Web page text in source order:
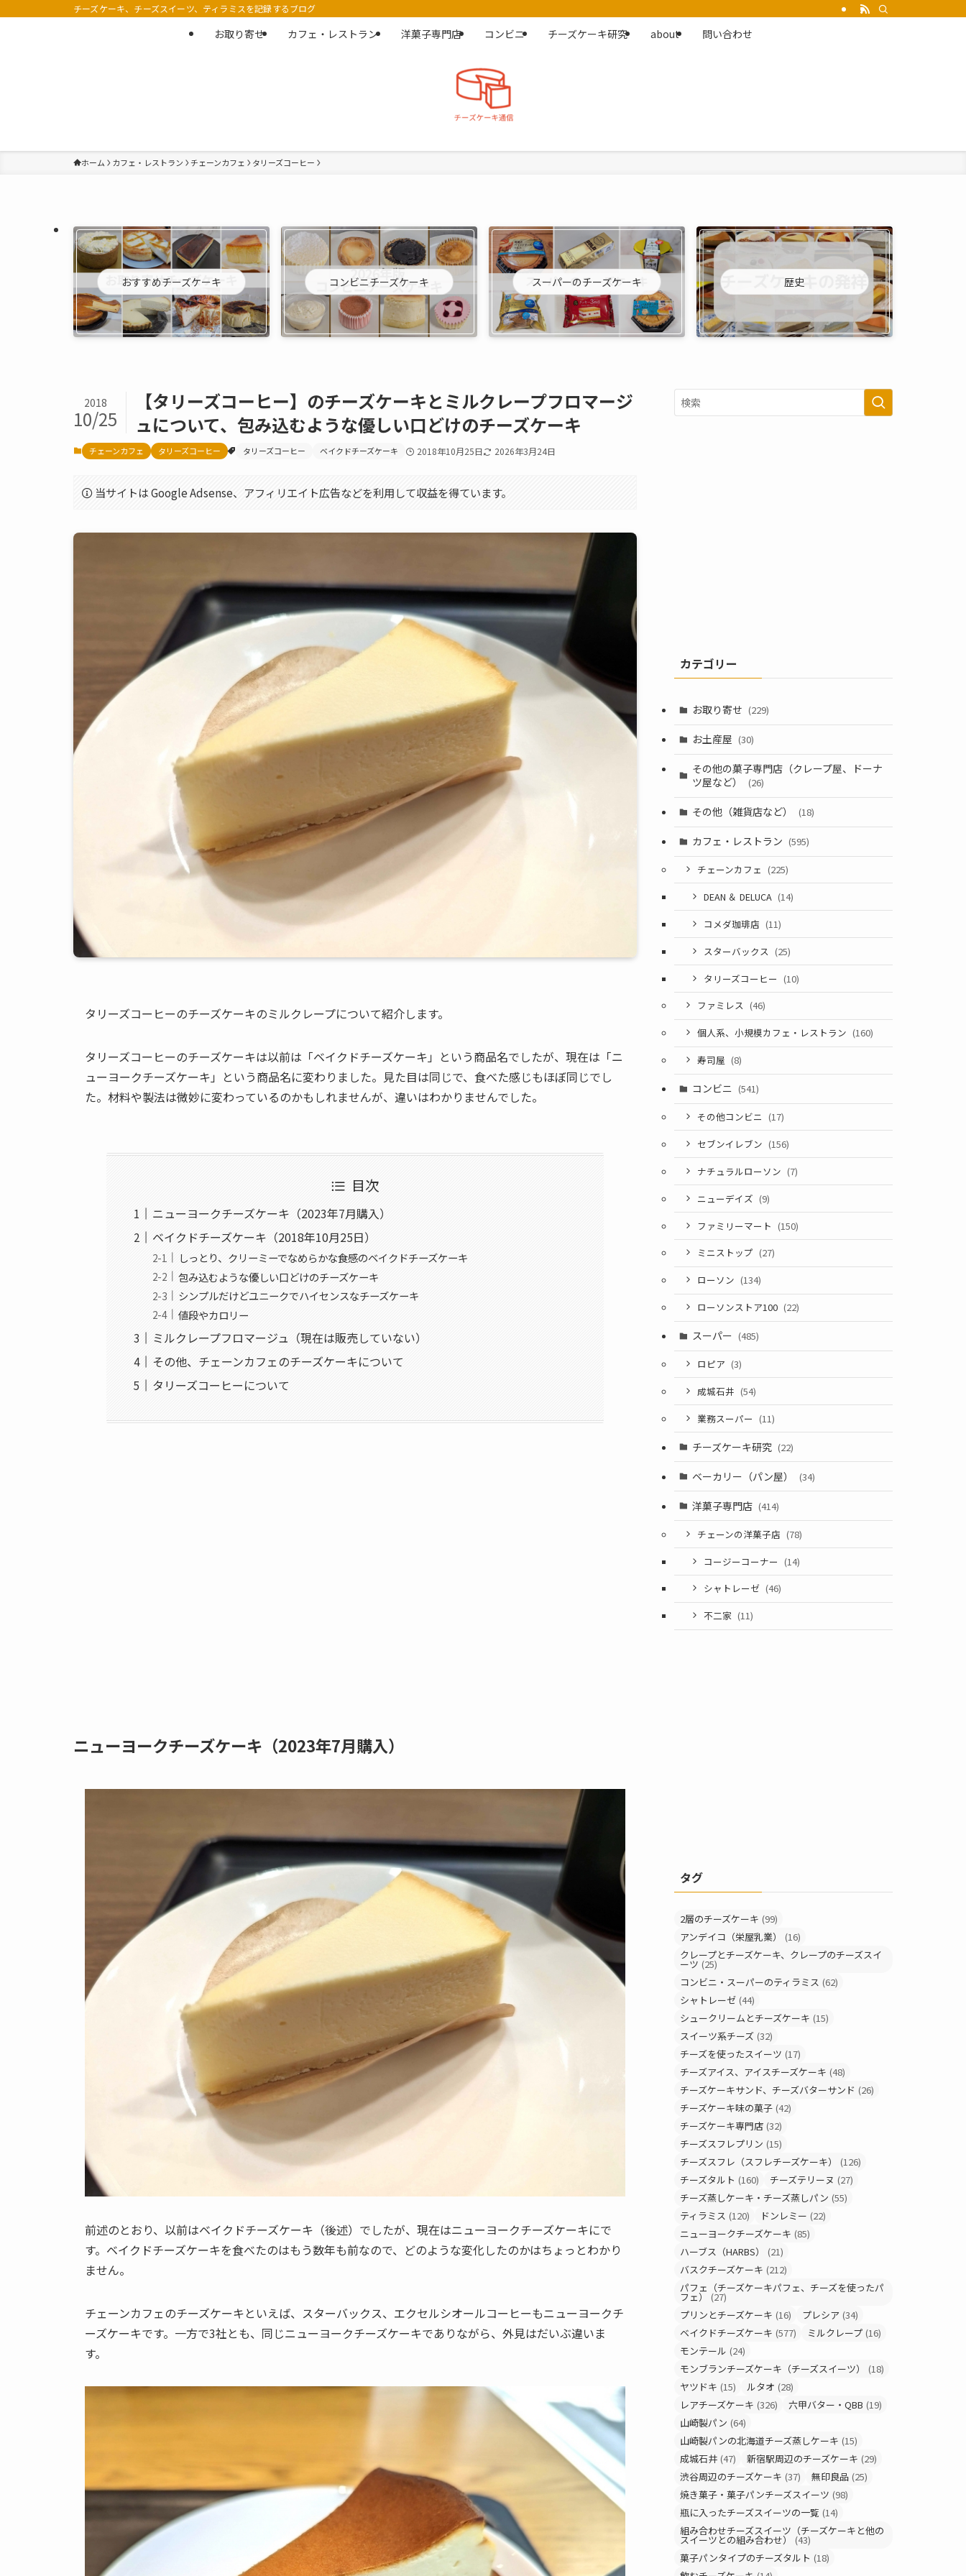
チーズケーキ、チーズスイーツ、ティラミスを記録するブログ
お取り寄せ カフェ・レストラン 洋菓子専門店 コンビニ チーズケーキ研究 about 問い合わせ
ホーム カフェ・レストラン チェーンカフェ タリーズコーヒー
おすすめチーズケーキ コンビニチーズケーキ スーパーのチーズケーキ 歴史
【タリーズコーヒー】のチーズケーキとミルクレープフロマージ
ュについて、包み込むような優しい口どけのチーズケーキ
2018
10/25
チェーンカフェ タリーズコーヒー タリーズコーヒー ベイクドチーズケーキ 2018年10月25日 2026年3月24日
当サイトは Google Adsense、アフィリエイト広告などを利用して収益を得ています。
タリーズコーヒーのチーズケーキのミルクレープについて紹介します。
タリーズコーヒーのチーズケーキは以前は「ベイクドチーズケーキ」という商品名でしたが、現在は「ニ
ューヨークチーズケーキ」という商品名に変わりました。見た目は同じで、食べた感じもほぼ同じでし
た。材料や製法は微妙に変わっているのかもしれませんが、違いはわかりませんでした。
目次
ニューヨークチーズケーキ（2023年7月購入）
ベイクドチーズケーキ（2018年10月25日）
しっとり、クリーミーでなめらかな食感のベイクドチーズケーキ
包み込むような優しい口どけのチーズケーキ
シンプルだけどユニークでハイセンスなチーズケーキ
値段やカロリー
ミルクレープフロマージュ（現在は販売していない）
その他、チェーンカフェのチーズケーキについて
タリーズコーヒーについて
ニューヨークチーズケーキ（2023年7月購入）
前述のとおり、以前はベイクドチーズケーキ（後述）でしたが、現在はニューヨークチーズケーキにで
す。ベイクドチーズケーキを食べたのはもう数年も前なので、どのような変化したのかはちょっとわかり
ません。
チェーンカフェのチーズケーキといえば、スターバックス、エクセルシオールコーヒーもニューヨークチ
ーズケーキです。一方で3社とも、同じニューヨークチーズケーキでありながら、外見はだいぶ違いま
す。
カテゴリー
お取り寄せ (229)
お土産屋 (30)
その他の菓子専門店（クレープ屋、ドーナ
ツ屋など）
(26)
その他（雑貨店など） (18)
カフェ・レストラン (595)
チェーンカフェ (225)
DEAN ＆ DELUCA (14)
コメダ珈琲店 (11)
スターバックス (25)
タリーズコーヒー (10)
ファミレス (46)
個人系、小規模カフェ・レストラン (160)
寿司屋 (8)
コンビニ (541)
その他コンビニ (17)
セブンイレブン (156)
ナチュラルローソン (7)
ニューデイズ (9)
ファミリーマート (150)
ミニストップ (27)
ローソン (134)
ローソンストア100 (22)
スーパー (485)
ロピア (3)
成城石井 (54)
業務スーパー (11)
チーズケーキ研究 (22)
ベーカリー（パン屋） (34)
洋菓子専門店 (414)
チェーンの洋菓子店 (78)
コージーコーナー (14)
シャトレーゼ (46)
不二家 (11)
タグ
2層のチーズケーキ (99)
アンデイコ（栄屋乳業）
(16)
クレープとチーズケーキ、クレープのチーズスイ
ーツ (25)
コンビニ・スーパーのティラミス (62)
シャトレーゼ (44)
シュークリームとチーズケーキ (15)
スイーツ系チーズ (32)
チーズを使ったスイーツ (17)
チーズアイス、アイスチーズケーキ (48)
チーズケーキサンド、チーズバターサンド (26)
チーズケーキ味の菓子 (42)
チーズケーキ専門店 (32)
チーズスフレプリン (15)
チーズスフレ（スフレチーズケーキ）
(126)
チーズタルト (160) チーズテリーヌ (27)
チーズ蒸しケーキ・チーズ蒸しパン (55)
ティラミス (120) ドンレミー (22)
ニューヨークチーズケーキ (85)
ハーブス（HARBS）
(21)
バスクチーズケーキ (212)
パフェ（チーズケーキパフェ、チーズを使ったパ
フェ） (27)
プリンとチーズケーキ (16) プレシア (34)
ベイクドチーズケーキ (577) ミルクレープ (16)
モンテール (24)
モンブランチーズケーキ（チーズスイーツ）
(18)
ヤツドキ (15) ルタオ (28)
レアチーズケーキ (326) 六甲バター・QBB (19)
山崎製パン (64)
山崎製パンの北海道チーズ蒸しケーキ (15)
成城石井 (47) 新宿駅周辺のチーズケーキ (29)
渋谷周辺のチーズケーキ (37) 無印良品 (25)
焼き菓子・菓子パンチーズスイーツ (98)
瓶に入ったチーズスイーツの一覧 (14)
組み合わせチーズスイーツ（チーズケーキと他の
スイーツとの組み合わせ）
(43)
菓子パンタイプのチーズタルト (18)